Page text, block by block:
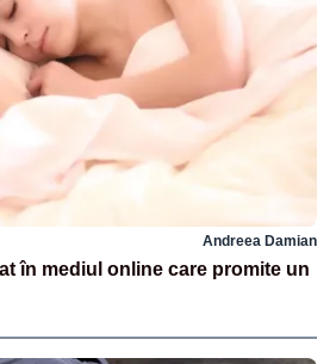
Andreea Damian
în mediul online care promite un